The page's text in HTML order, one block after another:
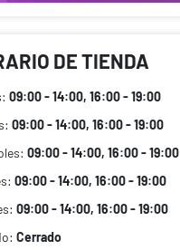
DE TIENDA
09:00 - 14:00, 16:00 - 19:00
09:00 - 14:00, 16:00 - 19:00
09:00 - 14:00, 16:00 - 19:00
09:00 - 14:00, 16:00 - 19:00
09:00 - 14:00, 16:00 - 19:00
Cerrado